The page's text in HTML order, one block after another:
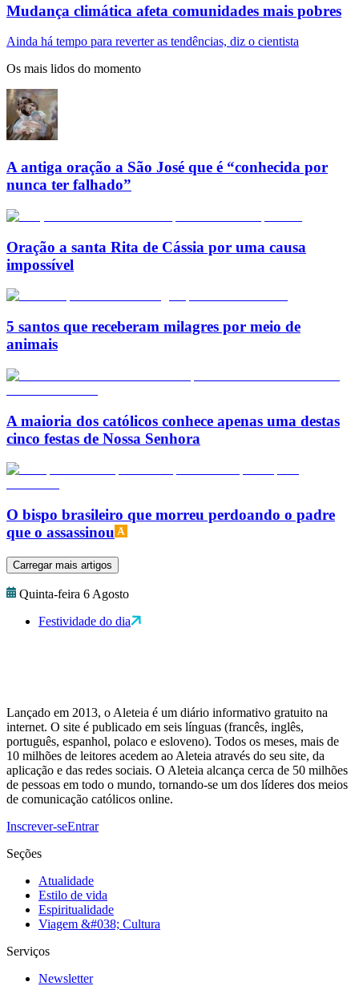
Mudança climática afeta comunidades mais pobres
Ainda há tempo para reverter as tendências, diz o cientista
Os mais lidos do momento
A antiga oração a São José que é “conhecida por
nunca ter falhado”
Oração a santa Rita de Cássia por uma causa
impossível
5 santos que receberam milagres por meio de
animais
A maioria dos católicos conhece apenas uma destas
cinco festas de Nossa Senhora
O bispo brasileiro que morreu perdoando o padre
que o assassinou
Carregar mais artigos
Quinta-feira 6 Agosto
Festividade do dia
Lançado em 2013, o Aleteia é um diário informativo gratuito na
internet. O site é publicado em seis línguas (francês, inglês,
português, espanhol, polaco e esloveno). Todos os meses, mais de
10 milhões de leitores acedem ao Aleteia através do seu site, da
aplicação e das redes sociais. O Aleteia alcança cerca de 50 milhões
de pessoas em todo o mundo, tornando-se um dos líderes dos meios
de comunicação católicos online.
Inscrever-seEntrar
Seções
Atualidade
Estilo de vida
Espiritualidade
Viagem &#038; Cultura
Serviços
Newsletter